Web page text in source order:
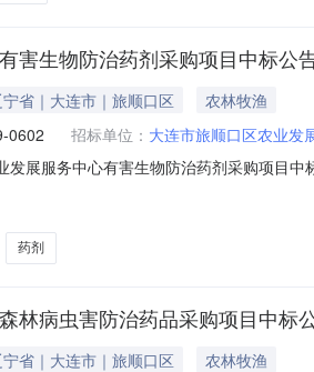
害生物防治药剂采购项目中标公
省｜大连市｜旅顺口区
农林牧渔
0602 招标单位： 大连市旅顺口区农业发
发展服务中心有害生物防治药剂采购项目
生物防治药剂采购项目2、项目编号：
连市旅
药剂
林病虫害防治药品采购项目中标
省｜大连市｜旅顺口区
农林牧渔